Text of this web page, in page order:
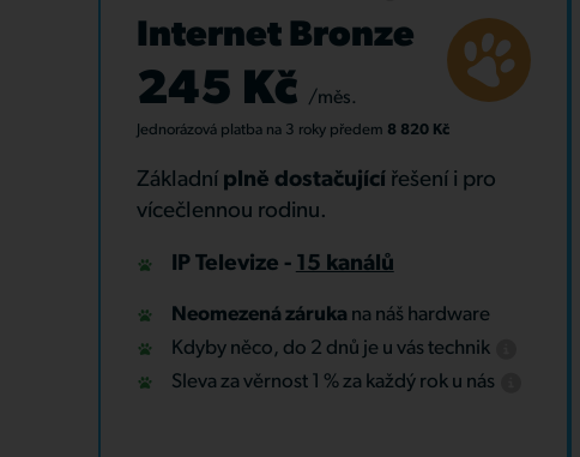
Internet Bronze
245 Kč /měs.
Jednorázová platba na 3 rokypředem 8 820 Kč
Základní plně dostačující řešení i pro
vícečlennou rodinu.
IP Televize - 15 kanálů
Neomezená záruka na náš hardware
Kdyby něco, do 2 dnů je u vás technik
Sleva za věrnost 1 % za každý rok u nás